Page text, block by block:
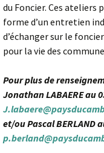
du Foncier. Ces ateliers
forme d’un entretien
d’échanger sur le
pour la vie des
Pour plus de
Jonathan LABAERE au
et/ou Pascal BERLAND